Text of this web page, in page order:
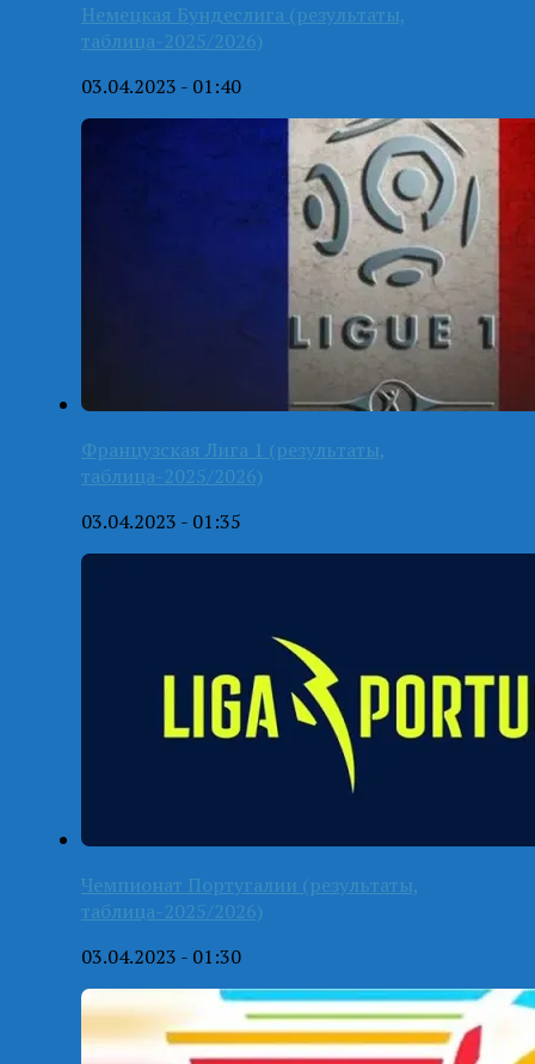
Немецкая Бундеслига (результаты,
таблица-2025/2026)
03.04.2023 - 01:40
Французская Лига 1 (результаты,
таблица-2025/2026)
03.04.2023 - 01:35
Чемпионат Португалии (результаты,
таблица-2025/2026)
03.04.2023 - 01:30